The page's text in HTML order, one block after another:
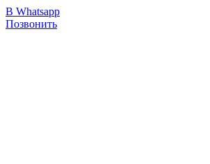
В Whatsapp
Позвонить